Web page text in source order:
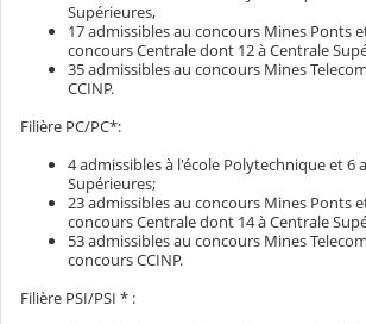
Supérieures,
17 admissibles au concours Mines Ponts
concours Centrale dont 12 à Centrale
35 admissibles au concours Mines
CCINP.
Filière PC/PC*:
4 admissibles à l'école Polytechnique et 6
Supérieures;
23 admissibles au concours Mines Ponts
concours Centrale dont 14 à Centrale
53 admissibles au concours Mines
concours CCINP.
Filière PSI/PSI * :